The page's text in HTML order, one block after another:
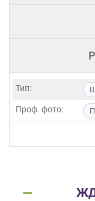
Тип:
Проф. фото: